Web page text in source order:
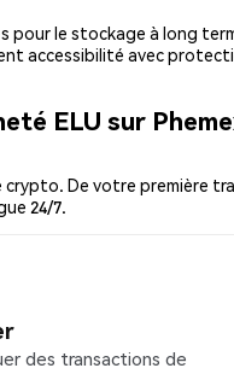
pour le stockage à long
accessibilité avec
ELU sur
De votre
24/7.
des transactions de